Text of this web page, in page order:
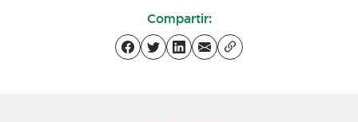
Compartir: